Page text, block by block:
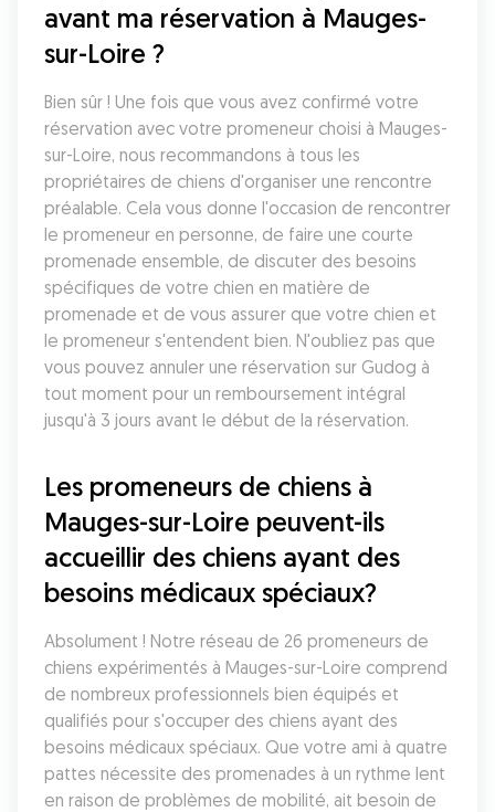
avant ma réservation à Mauges-
sur-Loire ?
Bien sûr ! Une fois que vous avez confirmé votre
réservation avec votre promeneur choisi à Mauges-
sur-Loire, nous recommandons à tous les
propriétaires de chiens d'organiser une rencontre
préalable. Cela vous donne l'occasion de rencontrer
le promeneur en personne, de faire une courte
promenade ensemble, de discuter des besoins
spécifiques de votre chien en matière de
promenade et de vous assurer que votre chien et
le promeneur s'entendent bien. N'oubliez pas que
vous pouvez annuler une réservation sur Gudog à
tout moment pour un remboursement intégral
jusqu'à 3 jours avant le début de la réservation.
Les promeneurs de chiens à
Mauges-sur-Loire peuvent-ils
accueillir des chiens ayant des
besoins médicaux spéciaux?
Absolument ! Notre réseau de 26 promeneurs de
chiens expérimentés à Mauges-sur-Loire comprend
de nombreux professionnels bien équipés et
qualifiés pour s'occuper des chiens ayant des
besoins médicaux spéciaux. Que votre ami à quatre
pattes nécessite des promenades à un rythme lent
en raison de problèmes de mobilité, ait besoin de